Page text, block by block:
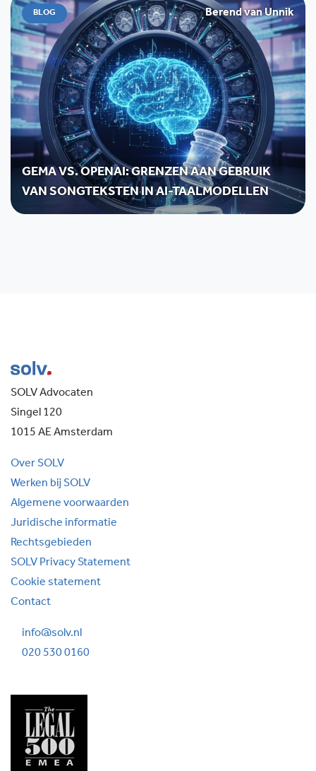
BLOG Berend van Unnik
GEMA VS. OPENAI: GRENZEN AAN GEBRUIK
VAN SONGTEKSTEN IN AI-TAALMODELLEN
SOLV Advocaten
Singel 120
1015 AE Amsterdam
Over SOLV
Werken bij SOLV
Algemene voorwaarden
Juridische informatie
Rechtsgebieden
SOLV Privacy Statement
Cookie statement
Contact
info@solv.nl
020 530 0160